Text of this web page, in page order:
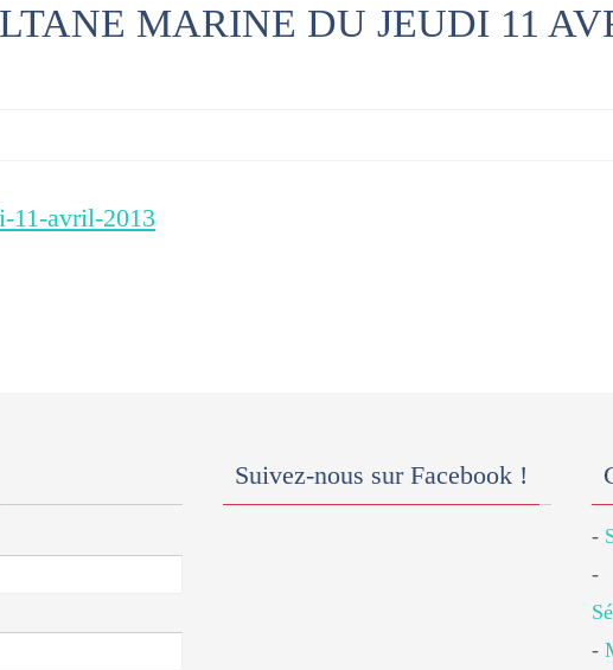
MARINE DU JEUDI 11
11-avril-2013
Suivez-nous sur Facebook !
-
-
-